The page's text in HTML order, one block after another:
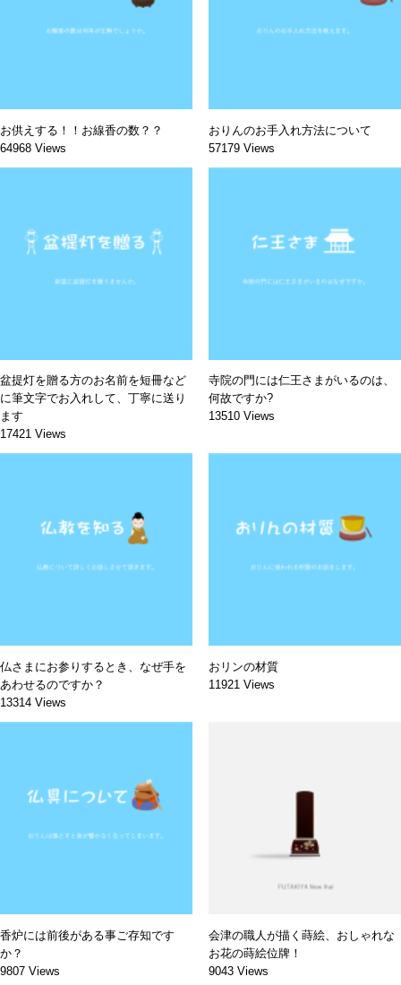
お供えする！！お線香の数？？
64968 Views
おりんのお手入れ方法について
57179 Views
盆提灯を贈る方のお名前を短冊など
に筆文字でお入れして、丁寧に送り
ます
17421 Views
寺院の門には仁王さまがいるのは、
何故ですか?
13510 Views
仏さまにお参りするとき、なぜ手を
あわせるのですか？
13314 Views
おリンの材質
11921 Views
香炉には前後がある事ご存知です
か？
9807 Views
会津の職人が描く蒔絵、おしゃれな
お花の蒔絵位牌！
9043 Views